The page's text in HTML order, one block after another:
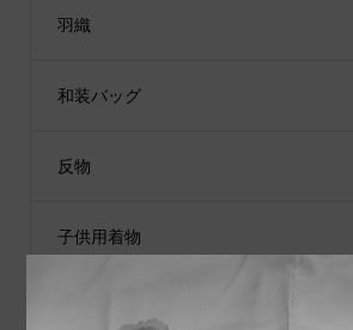
羽織
和装バッグ
反物
子供用着物